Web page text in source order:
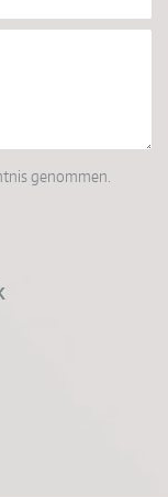
genommen.